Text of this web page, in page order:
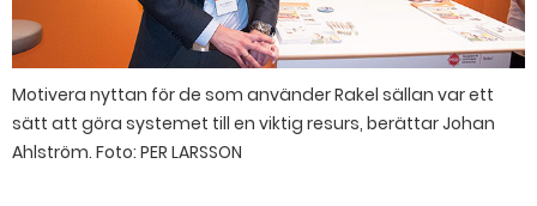
Motivera nyttan för de som använder Rakel sällan var ett
sätt att göra systemet till en viktig resurs, berättar Johan
Ahlström. Foto: PER LARSSON